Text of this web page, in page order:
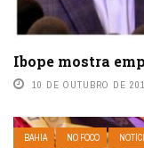
Ibope mostra
10 DE OUTUBRO DE
BAHIA NO FOCO